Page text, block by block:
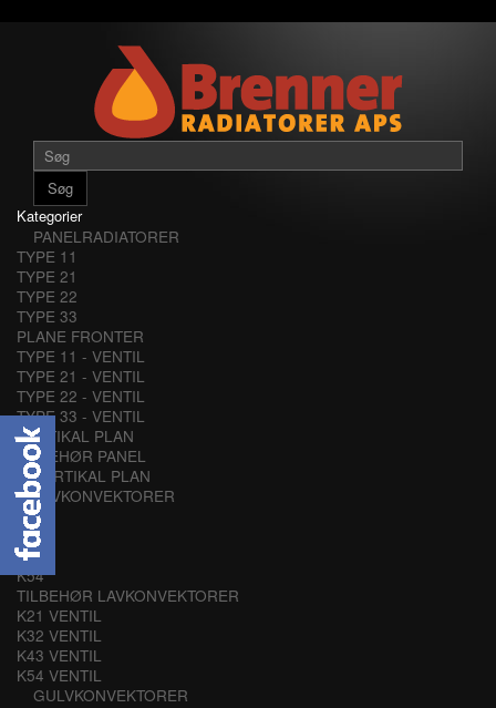
Søg
Kategorier
PANELRADIATORER
TYPE 11
TYPE 21
TYPE 22
TYPE 33
PLANE FRONTER
TYPE 11 - VENTIL
TYPE 21 - VENTIL
TYPE 22 - VENTIL
TYPE 33 - VENTIL
VERTIKAL PLAN
TILBEHØR PANEL
VERTIKAL PLAN
LAVKONVEKTORER
K21
K32
K43
K54
TILBEHØR LAVKONVEKTORER
K21 VENTIL
K32 VENTIL
K43 VENTIL
K54 VENTIL
GULVKONVEKTORER